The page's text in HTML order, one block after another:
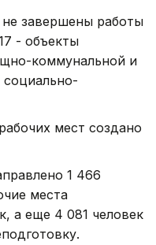
завершены работы
- объекты
коммунальной и
мест создано
1 466
места
а еще 4 081 человек